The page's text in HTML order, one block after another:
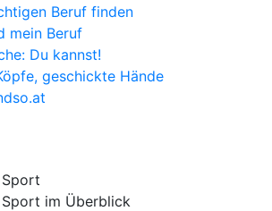
Beruf finden
mein Beruf
Du kannst!
geschickte Hände
Sport im Überblick